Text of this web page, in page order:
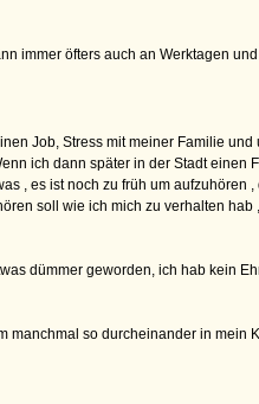
immer öfters auch an Werktagen
Job, Stress mit meiner Familie
ich dann später in der Stadt
, es ist noch zu früh um
soll wie ich mich zu verhalten
dümmer geworden, ich hab kein
so durcheinander in